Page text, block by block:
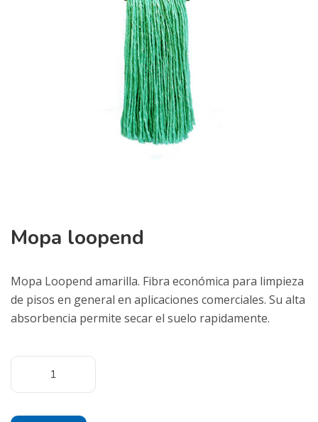
Mopa loopend
Mopa Loopend amarilla. Fibra económica para limpieza
de pisos en general en aplicaciones comerciales. Su alta
absorbencia permite secar el suelo rapidamente.